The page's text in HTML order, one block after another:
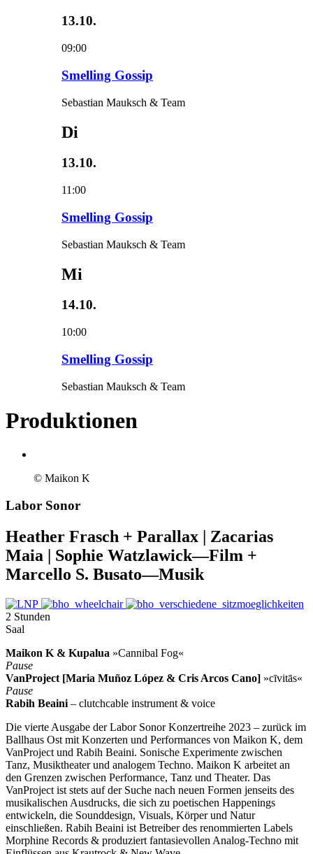
13.10.
09:00
Smelling Gossip
Sebastian Mauksch & Team
Di
13.10.
11:00
Smelling Gossip
Sebastian Mauksch & Team
Mi
14.10.
10:00
Smelling Gossip
Sebastian Mauksch & Team
Produktionen
© Maikon K
Labor Sonor
Heather Frasch + Parallax | Zacarias
Maia | Sophie Watzlawick—Film +
Marcello S. Busato—Musik
2 Stunden
Saal
Maikon K & Kupalua »Cannibal Fog«
Pause
VanProject [Maria Muñoz López & Cris Arcos Cano] »cīvitās«
Pause
Rabih Beaini – clutchcable instrument & voice
Die vierte Ausgabe der Labor Sonor Konzertreihe 2023 – zurück im
Ballhaus Ost mit Konzerten und Performances von Maikon K, dem
VanProject und Rabih Beaini. Sonische Experimente zwischen
Tanz, Musiktheater und analogem Techno. Maikon K arbeitet an
den Grenzen zwischen Performance, Tanz und Theater. Das
VanProject ist stets auf der Suche nach neuen Formen jenseits des
musikalischen Ausdrucks, die sich zu poetischen Happenings
entwickeln, die Sounddesign, Visuals, Körper und Natur
einschließen. Rabih Beaini ist Betreiber des renommierten Labels
Morphine Records & produziert fantasievollen Analog-Techno mit